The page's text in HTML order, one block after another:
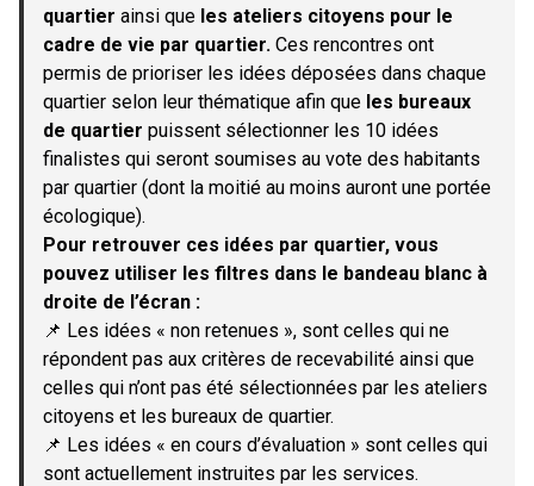
quartier ainsi que les ateliers citoyens pour le
cadre de vie par quartier. Ces rencontres ont
permis de prioriser les idées déposées dans chaque
quartier selon leur thématique afin que les bureaux
de quartier puissent sélectionner les 10 idées
finalistes qui seront soumises au vote des habitants
par quartier (dont la moitié au moins auront une portée
écologique).
Pour retrouver ces idées par quartier, vous
pouvez utiliser les filtres dans le bandeau blanc à
droite de l’écran :
📌 Les idées « non retenues », sont celles qui ne
répondent pas aux critères de recevabilité ainsi que
celles qui n’ont pas été sélectionnées par les ateliers
citoyens et les bureaux de quartier.
📌 Les idées « en cours d’évaluation » sont celles qui
sont actuellement instruites par les services.